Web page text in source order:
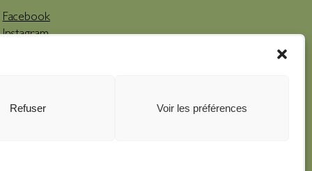
Refuser Voir les préférences
Facebook
Instagram